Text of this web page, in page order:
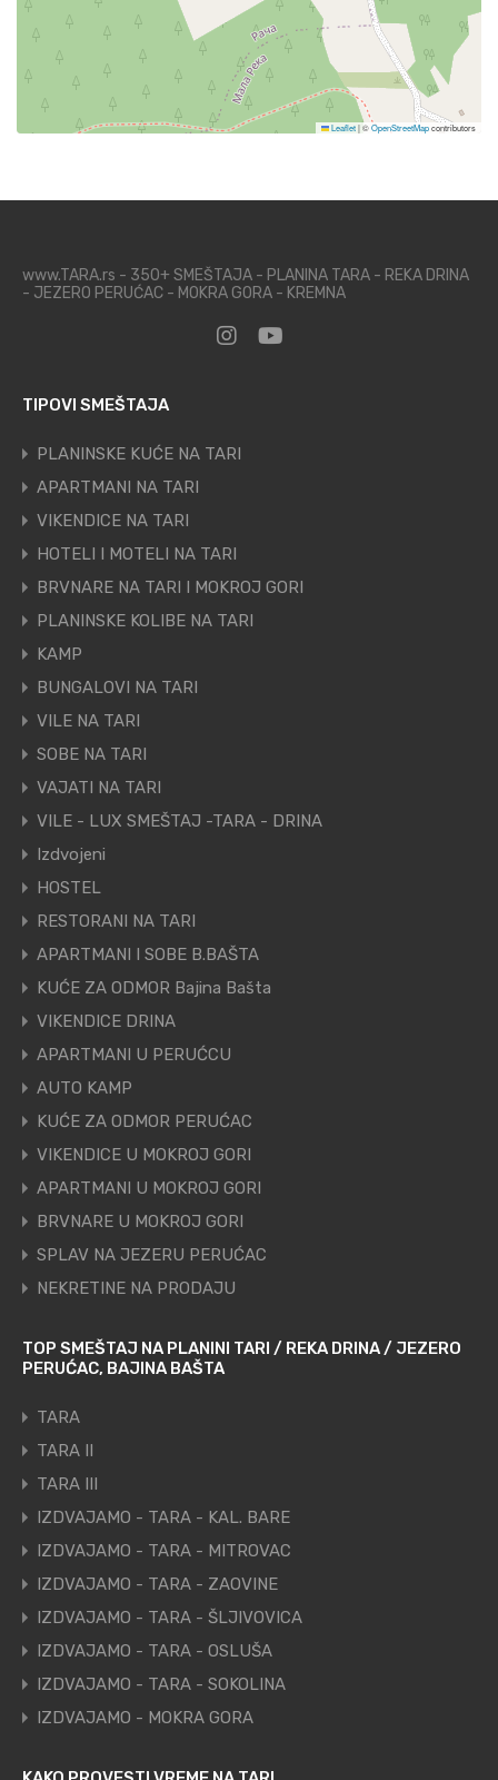
Leaflet|©OpenStreetMapcontributors
www.TARA.rs - 350+ SMEŠTAJA - PLANINA TARA - REKA DRINA
- JEZERO PERUĆAC - MOKRA GORA - KREMNA
TIPOVI SMEŠTAJA
PLANINSKE KUĆE NA TARI
APARTMANI NA TARI
VIKENDICE NA TARI
HOTELI I MOTELI NA TARI
BRVNARE NA TARI I MOKROJ GORI
PLANINSKE KOLIBE NA TARI
KAMP
BUNGALOVI NA TARI
VILE NA TARI
SOBE NA TARI
VAJATI NA TARI
VILE - LUX SMEŠTAJ -TARA - DRINA
Izdvojeni
HOSTEL
RESTORANI NA TARI
APARTMANI I SOBE B.BAŠTA
KUĆE ZA ODMOR Bajina Bašta
VIKENDICE DRINA
APARTMANI U PERUĆCU
AUTO KAMP
KUĆE ZA ODMOR PERUĆAC
VIKENDICE U MOKROJ GORI
APARTMANI U MOKROJ GORI
BRVNARE U MOKROJ GORI
SPLAV NA JEZERU PERUĆAC
NEKRETINE NA PRODAJU
TOP SMEŠTAJ NA PLANINI TARI / REKA DRINA / JEZERO
PERUĆAC, BAJINA BAŠTA
TARA
TARA II
TARA III
IZDVAJAMO - TARA - KAL. BARE
IZDVAJAMO - TARA - MITROVAC
IZDVAJAMO - TARA - ZAOVINE
IZDVAJAMO - TARA - ŠLJIVOVICA
IZDVAJAMO - TARA - OSLUŠA
IZDVAJAMO - TARA - SOKOLINA
IZDVAJAMO - MOKRA GORA